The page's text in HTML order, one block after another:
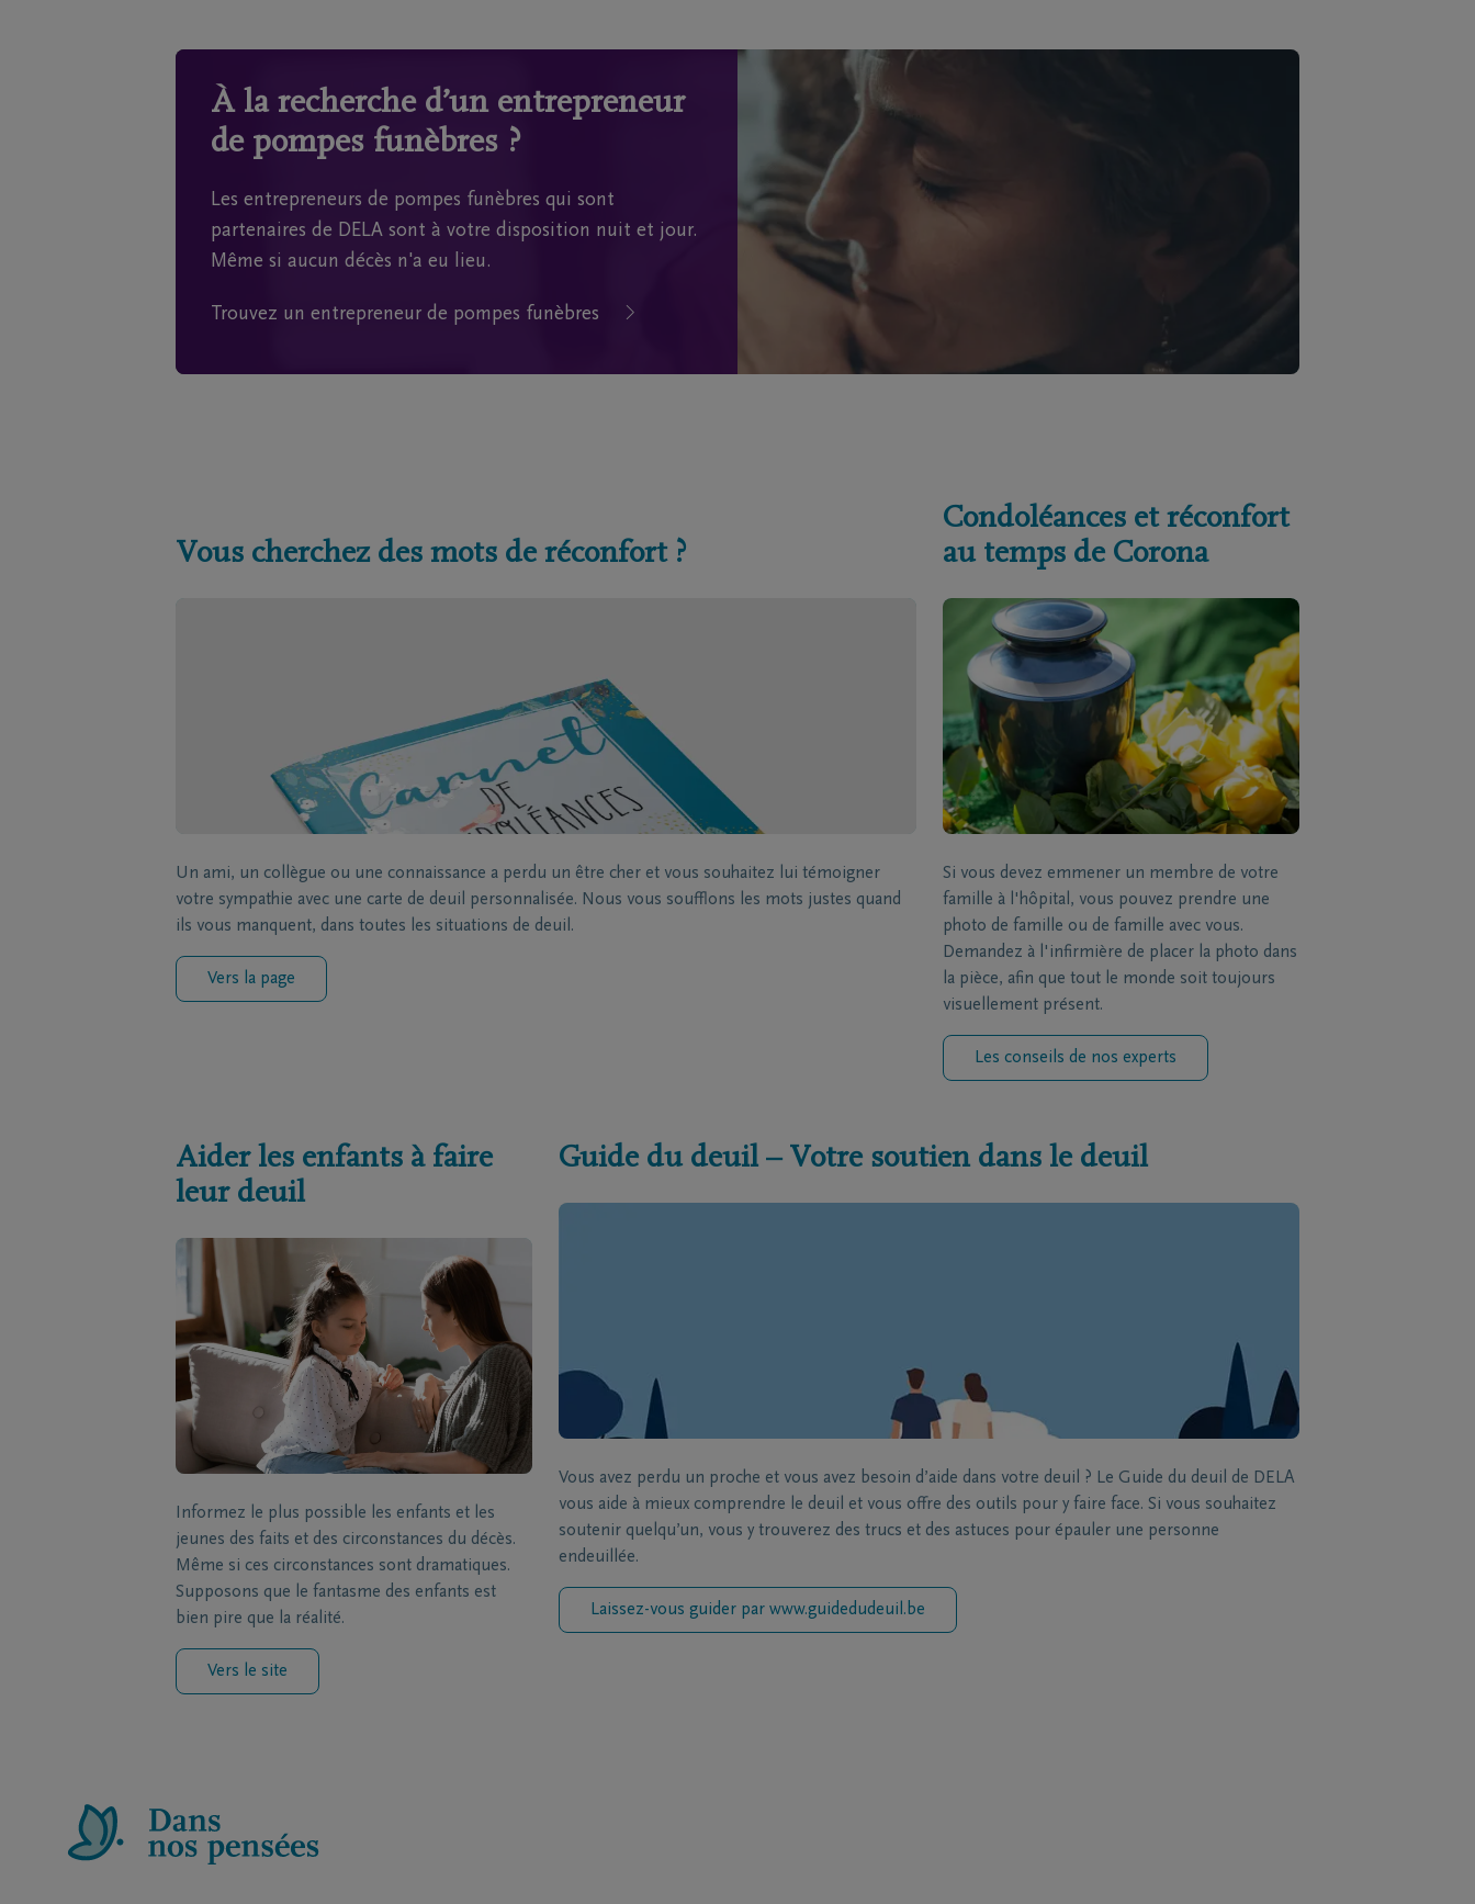
À la recherche d’un entrepreneur
de pompes funèbres ?
Les entrepreneurs de pompes funèbres qui sont
partenaires de DELA sont à votre disposition nuit et jour.
Même si aucun décès n'a eu lieu.
Trouvez un entrepreneur de pompes funèbres
Vous cherchez des mots de réconfort ?
Un ami, un collègue ou une connaissance a perdu un être cher et vous souhaitez lui témoigner
votre sympathie avec une carte de deuil personnalisée. Nous vous soufflons les mots justes quand
ils vous manquent, dans toutes les situations de deuil.
Vers la page
Condoléances et réconfort
au temps de Corona
Si vous devez emmener un membre de votre
famille à l'hôpital, vous pouvez prendre une
photo de famille ou de famille avec vous.
Demandez à l'infirmière de placer la photo dans
la pièce, afin que tout le monde soit toujours
visuellement présent.
Les conseils de nos experts
Aider les enfants à faire
leur deuil
Informez le plus possible les enfants et les
jeunes des faits et des circonstances du décès.
Même si ces circonstances sont dramatiques.
Supposons que le fantasme des enfants est
bien pire que la réalité.
Vers le site
Guide du deuil – Votre soutien dans le deuil
Vous avez perdu un proche et vous avez besoin d’aide dans votre deuil ? Le Guide du deuil de DELA
vous aide à mieux comprendre le deuil et vous offre des outils pour y faire face. Si vous souhaitez
soutenir quelqu’un, vous y trouverez des trucs et des astuces pour épauler une personne
endeuillée.
Laissez-vous guider par www.guidedudeuil.be